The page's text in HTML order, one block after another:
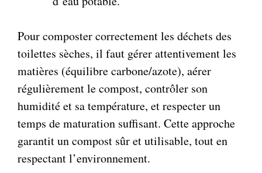
Pour composter correctement les déchets des
toilettes sèches, il faut gérer attentivement les
matières (équilibre carbone/azote), aérer
régulièrement le compost, contrôler son
humidité et sa température, et respecter un
temps de maturation suffisant. Cette approche
garantit un compost sûr et utilisable, tout en
respectant l’environnement.